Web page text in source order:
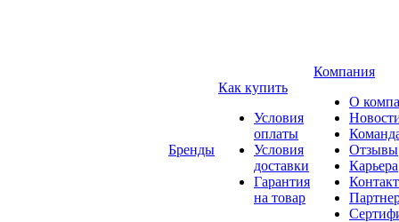
Бренды
Как купить
Условия
оплаты
Условия
доставки
Гарантия
на товар
Компания
О
Отзывы
Карьера